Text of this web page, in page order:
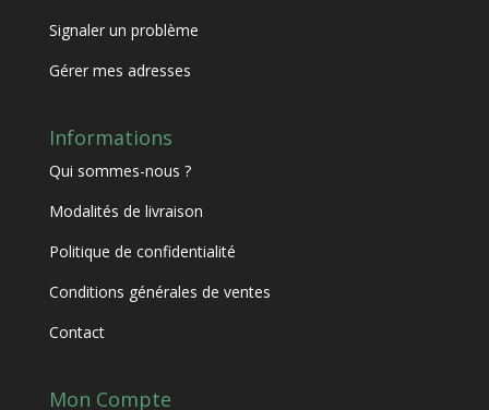
Signaler un problème
Gérer mes adresses
Informations
Qui sommes-nous ?
Modalités de livraison
Politique de confidentialité
Conditions générales de ventes
Contact
Mon Compte